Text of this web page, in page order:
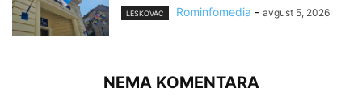
LESKOVAC Rominfomedia - avgust 5, 2026
NEMA KOMENTARA